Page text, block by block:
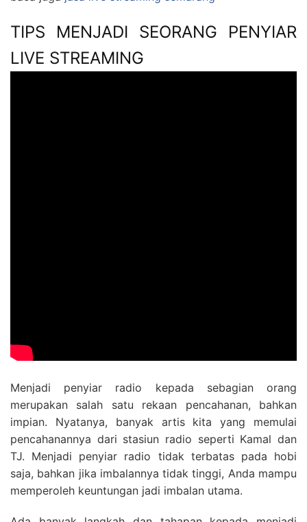
TIPS MENJADI SEORANG PENYIAR
LIVE STREAMING
Menjadi penyiar radio kepada sebagian orang
merupakan salah satu rekaan pencahanan, bahkan
impian. Nyatanya, banyak artis kita yang memulai
pencahanannya dari stasiun radio seperti Kamal dan
TJ. Menjadi penyiar radio tidak terbatas pada hobi
saja, bahkan jika imbalannya tidak tinggi, Anda mampu
memperoleh keuntungan jadi imbalan utama.